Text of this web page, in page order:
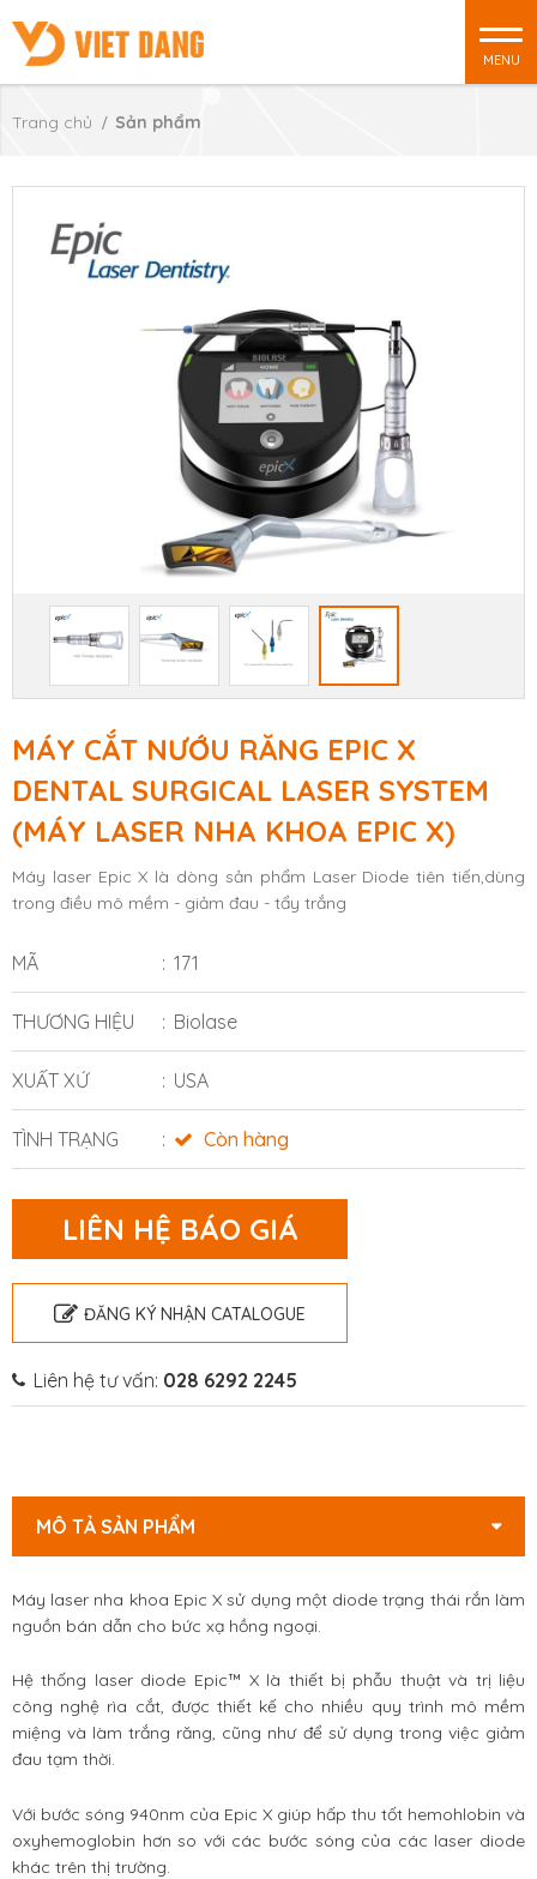
MENU
Trang chủ Sản phẩm
MÁY CẮT NƯỚU RĂNG EPIC X
DENTAL SURGICAL LASER SYSTEM
(MÁY LASER NHA KHOA EPIC X)
Máy laser Epic X là dòng sản phẩm Laser Diode tiên tiến,dùng
trong điều mô mềm - giảm đau - tẩy trắng
MÃ 171
THƯƠNG HIỆU Biolase
XUẤT XỨ USA
TÌNH TRẠNG Còn hàng
LIÊN HỆ BÁO GIÁ
ĐĂNG KÝ NHẬN CATALOGUE
Liên hệ tư vấn: 028 6292 2245
MÔ TẢ SẢN PHẨM
Máy laser nha khoa Epic X sử dụng một diode trạng thái rắn làm
nguồn bán dẫn cho bức xạ hồng ngoại.
Hệ thống laser diode Epic™ X là thiết bị phẫu thuật và trị liệu
công nghệ rìa cắt, được thiết kế cho nhiều quy trình mô mềm
miệng và làm trắng răng, cũng như để sử dụng trong việc giảm
đau tạm thời.
Với bước sóng 940nm của Epic X giúp hấp thu tốt hemohlobin và
oxyhemoglobin hơn so với các bước sóng của các laser diode
khác trên thị trường.